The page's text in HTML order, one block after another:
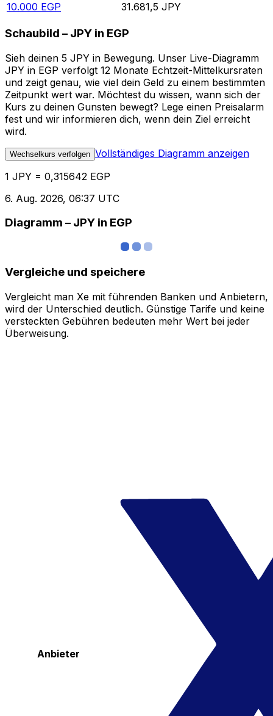
10.000 EGP 31.681,5 JPY
Schaubild – JPY in EGP
Sieh deinen 5 JPY in Bewegung. Unser Live-Diagramm
JPY in EGP verfolgt 12 Monate Echtzeit-Mittelkursraten
und zeigt genau, wie viel dein Geld zu einem bestimmten
Zeitpunkt wert war. Möchtest du wissen, wann sich der
Kurs zu deinen Gunsten bewegt? Lege einen Preisalarm
fest und wir informieren dich, wenn dein Ziel erreicht
wird.
Wechselkurs verfolgen Vollständiges Diagramm anzeigen
1 JPY = 0,315642 EGP
6. Aug. 2026, 06:37 UTC
Diagramm – JPY in EGP
Vergleiche und speichere
Vergleicht man Xe mit führenden Banken und Anbietern,
wird der Unterschied deutlich. Günstige Tarife und keine
versteckten Gebühren bedeuten mehr Wert bei jeder
Überweisung.
Anbieter